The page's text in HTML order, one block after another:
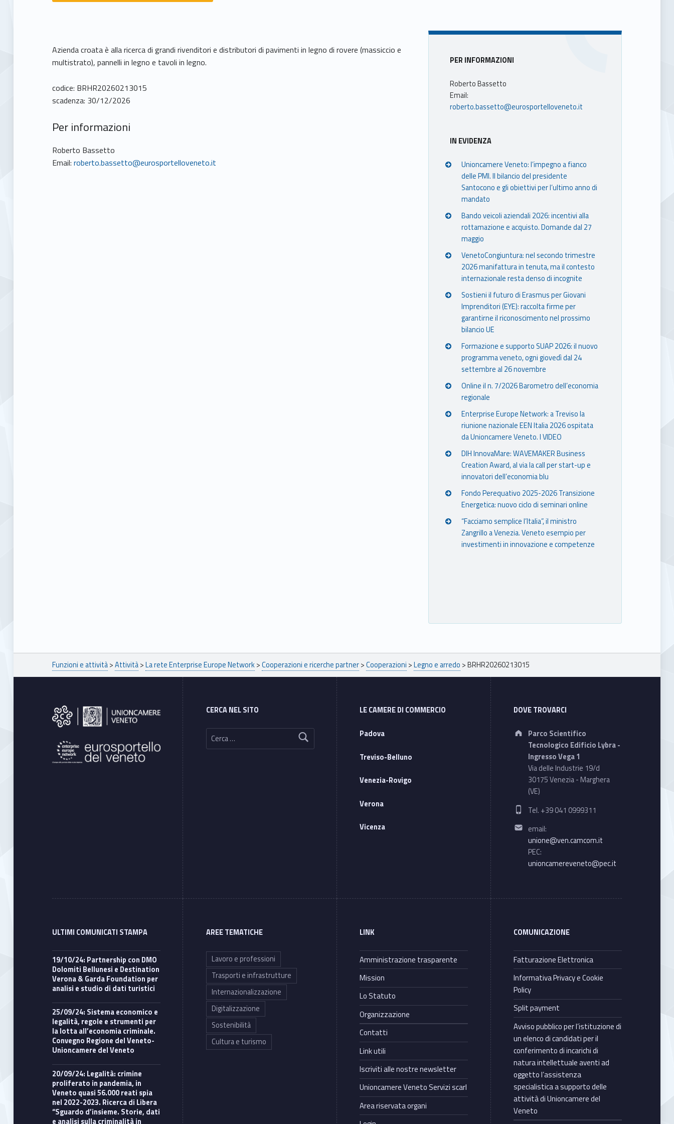
Azienda croata è alla ricerca di grandi rivenditori e distributori di pavimenti in legno di rovere (massiccio e
multistrato), pannelli in legno e tavoli in legno.
codice: BRHR20260213015
scadenza: 30/12/2026
Per informazioni
Roberto Bassetto
Email:roberto.bassetto@eurosportelloveneto.it
Sidebar
PER INFORMAZIONI
Roberto Bassetto
Email:
roberto.bassetto@eurosportelloveneto.it
IN EVIDENZA
Unioncamere Veneto: l’impegno a fianco
delle PMI. Il bilancio del presidente
Santocono e gli obiettivi per l’ultimo anno di
mandato
Bando veicoli aziendali 2026: incentivi alla
rottamazione e acquisto. Domande dal 27
maggio
VenetoCongiuntura: nel secondo trimestre
2026 manifattura in tenuta, ma il contesto
internazionale resta denso di incognite
Sostieni il futuro di Erasmus per Giovani
Imprenditori (EYE): raccolta firme per
garantirne il riconoscimento nel prossimo
bilancio UE
Formazione e supporto SUAP 2026: il nuovo
programma veneto, ogni giovedì dal 24
settembre al 26 novembre
Online il n. 7/2026 Barometro dell’economia
regionale
Enterprise Europe Network: a Treviso la
riunione nazionale EEN Italia 2026 ospitata
da Unioncamere Veneto. I VIDEO
DIH InnovaMare: WAVEMAKER Business
Creation Award, al via la call per start-up e
innovatori dell’economia blu
Fondo Perequativo 2025-2026 Transizione
Energetica: nuovo ciclo di seminari online
“Facciamo semplice l’Italia”, il ministro
Zangrillo a Venezia. Veneto esempio per
investimenti in innovazione e competenze
Breadcrumbs navigation
Funzioni e attività>Attività>La rete Enterprise Europe Network>Cooperazioni e ricerche partner>Cooperazioni >Legno e arredo >BRHR20260213015
Footer sidebar
CERCA NEL SITO
Ricerca per:
LE CAMERE DI COMMERCIO
Padova
Treviso-Belluno
Venezia-Rovigo
Verona
Vicenza
DOVE TROVARCI
Address:
Parco Scientifico
Tecnologico Edificio Lybra -
Ingresso Vega 1
Via delle Industrie 19/d
30175 Venezia - Marghera
(VE)
Phone number:
Tel. +39 041 0999311
Email address:
email:
unione@ven.camcom.it
PEC:
unioncamereveneto@pec.it
ULTIMI COMUNICATI STAMPA
19/10/24: Partnership con DMO
Dolomiti Bellunesi e Destination
Verona & Garda Foundation per
analisi e studio di dati turistici
25/09/24: Sistema economico e
legalità, regole e strumenti per
la lotta all’economia criminale.
Convegno Regione del Veneto-
Unioncamere del Veneto
20/09/24: Legalità: crimine
proliferato in pandemia, in
Veneto quasi 56.000 reati spia
nel 2022-2023. Ricerca di Libera
“Sguardo d’insieme. Storie, dati
e analisi sulla criminalità in
AREE TEMATICHE
Lavoro e professioni
Trasporti e infrastrutture
Internazionalizzazione
Digitalizzazione
Sostenibilità
Cultura e turismo
LINK
Amministrazione trasparente
Mission
Lo Statuto
Organizzazione
Contatti
Link utili
Iscriviti alle nostre newsletter
Unioncamere Veneto Servizi scarl
Area riservata organi
COMUNICAZIONE
Fatturazione Elettronica
Informativa Privacy e Cookie
Policy
Split payment
Avviso pubblico per l’istituzione di
un elenco di candidati per il
conferimento di incarichi di
natura intellettuale aventi ad
oggetto l’assistenza
specialistica a supporto delle
attività di Unioncamere del
Veneto